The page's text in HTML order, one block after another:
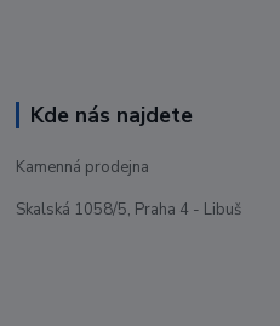
Kde nás najdete
Kamenná prodejna
Skalská 1058/5, Praha 4 - Libuš